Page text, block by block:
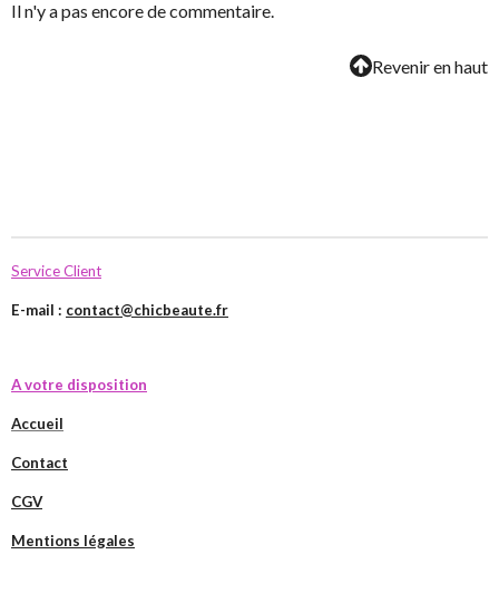
Il n'y a pas encore de commentaire.
Revenir en haut
Service Client
E-mail : contact@chicbeaute.fr
A votre disposition
Accueil
Contact
CGV
Mentions légales